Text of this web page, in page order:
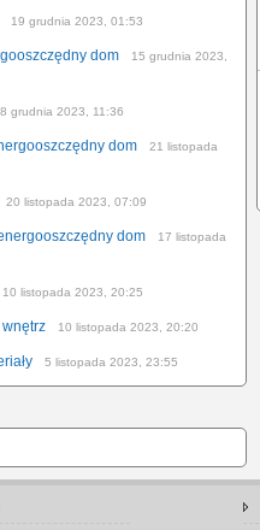
19 grudnia 2023, 01:53
dom
15 grudnia 2023,
8 grudnia 2023, 11:36
dom
21 listopada
20 listopada 2023, 07:09
dom
17 listopada
10 listopada 2023, 20:25
10 listopada 2023, 20:20
5 listopada 2023, 23:55